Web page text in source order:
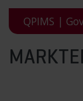
QPIMS |